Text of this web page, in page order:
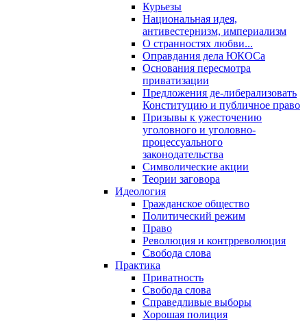
Курьезы
Национальная идея,
антивестернизм, империализм
О странностях любви...
Оправдания дела ЮКОСа
Основания пересмотра
приватизации
Предложения де-либерализовать
Конституцию и публичное право
Призывы к ужесточению
уголовного и уголовно-
процессуального
законодательства
Символические акции
Теории заговора
Идеология
Гражданское общество
Политический режим
Право
Революция и контрреволюция
Свобода слова
Практика
Приватность
Свобода слова
Справедливые выборы
Хорошая полиция